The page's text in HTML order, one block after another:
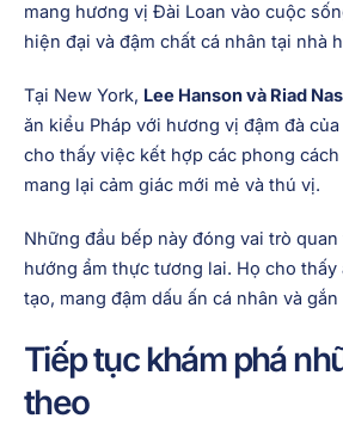
mang hương vị Đài Loan vào cuộc
hiện đại và đậm chất cá nhân tại nhà
Tại New York, Lee Hanson và Riad
ăn kiểu Pháp với hương vị đậm đà
cho thấy việc kết hợp các phong
mang lại cảm giác mới mẻ và thú vị.
Những đầu bếp này đóng vai trò
hướng ẩm thực tương lai. Họ cho
tạo, mang đậm dấu ấn cá nhân và
Tiếp tục khám phá
theo